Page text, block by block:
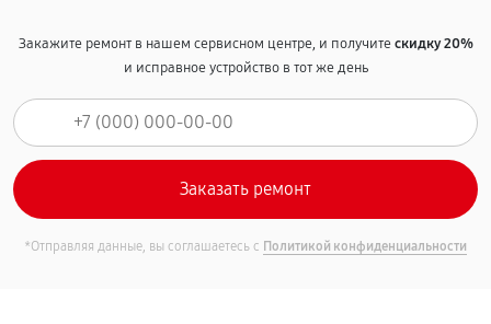
Закажите ремонт в нашем сервисном центре, и получитескидку 20%
и исправное устройство в тот же день
*Отправляя данные, вы соглашаетесь с Политикой конфиденциальности